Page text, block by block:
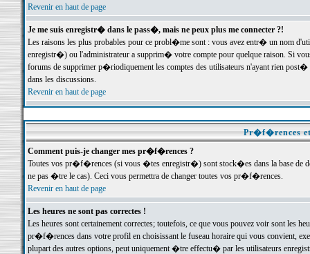
Revenir en haut de page
Je me suis enregistr� dans le pass�, mais ne peux plus me connecter ?!
Les raisons les plus probables pour ce probl�me sont : vous avez entr� un nom
enregistr�) ou l'administrateur a supprim� votre compte pour quelque raison. Si
forums de supprimer p�riodiquement les comptes des utilisateurs n'ayant rien
dans les discussions.
Revenir en haut de page
Pr�f�rences
Comment puis-je changer mes pr�f�rences ?
Toutes vos pr�f�rences (si vous �tes enregistr�) sont stock�es dans la base de
ne pas �tre le cas). Ceci vous permettra de changer toutes vos pr�f�rences.
Revenir en haut de page
Les heures ne sont pas correctes !
Les heures sont certainement correctes; toutefois, ce que vous pouvez voir sont
pr�f�rences dans votre profil en choisissant le fuseau horaire qui vous convient,
plupart des autres options, peut uniquement �tre effectu� par les utilisateurs